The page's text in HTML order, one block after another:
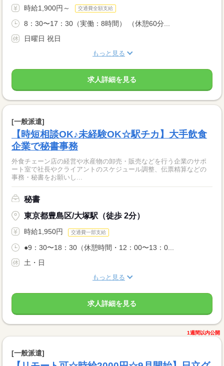
時給1,900円～ 交通費全額支給
8：30〜17：30（実働：8時間） （休憩60分...
日曜日 祝日
もっと見る
求人詳細を見る
[一般派遣]
【時短相談OK♪未経験OK☆駅チカ】大手飲食
企業で秘書事務
外食チェーン店の経営や水産物の卸売・販売などを行う企業のサポ
ート室で社長やクライアントのスケジュール調整、伝票精算などの
事務・秘書をお願いし...
秘書
東京都豊島区/大塚駅（徒歩 2分）
時給1,950円 交通費一部支給
●9：30〜18：30（休憩時間・12：00〜13：0...
土・日
もっと見る
求人詳細を見る
1週間以内公開
[一般派遣]